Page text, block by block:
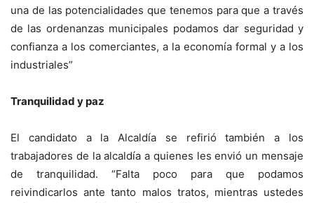
una de las potencialidades que tenemos para que a través
de las ordenanzas municipales podamos dar seguridad y
confianza a los comerciantes, a la economía formal y a los
industriales”
Tranquilidad y paz
El candidato a la Alcaldía se refirió también a los
trabajadores de la alcaldía a quienes les envió un mensaje
de tranquilidad. “Falta poco para que podamos
reivindicarlos ante tanto malos tratos, mientras ustedes